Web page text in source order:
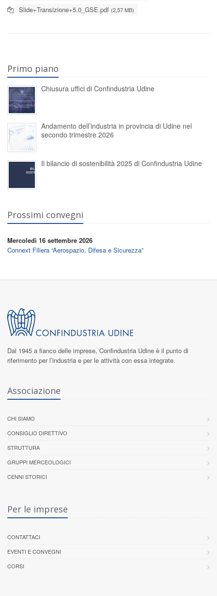
Slide+Transizione+5.0_GSE.pdf (2,57 MB)
Primo piano
Chiusura uffici di Confindustria Udine
Andamento dell’industria in provincia di Udine nel
secondo trimestre 2026
Il bilancio di sostenibilità 2025 di Confindustria Udine
Prossimi convegni
Mercoledì 16 settembre 2026
Connext Filiera “Aerospazio, Difesa e Sicurezza”
Dal 1945 a fianco delle imprese, Confindustria Udine è il punto di
riferimento per l’industria e per le attività con essa integrate.
Associazione
CHI SIAMO
CONSIGLIO DIRETTIVO
STRUTTURA
GRUPPI MERCEOLOGICI
CENNI STORICI
Per le imprese
CONTATTACI
EVENTI E CONVEGNI
CORSI